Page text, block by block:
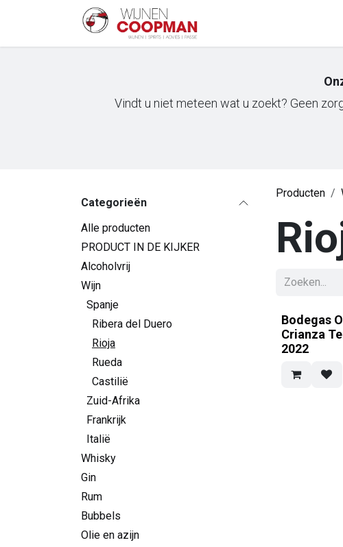
Overslaan naar inhoud
Vindt u niet meteen wat u zoekt? Geen
Categorieën
Alle producten
PRODUCT IN DE KIJKER
Alcoholvrij
Wijn
Spanje
Ribera del Duero
Rioja
Rueda
Castilië
Zuid-Afrika
Frankrijk
Italië
Whisky
Gin
Rum
Bubbels
Olie en azijn
Producten
Bodegas
Crianza
2022